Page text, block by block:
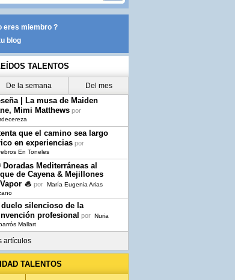
eres miembro ?
blog
TALENTOS
De la semana Del mes
| La musa de Maiden
Mimi Matthews por
que el camino sea largo
en experiencias por
En Toneles
Mediterráneas al
de Cayena & Mejillones
🦪 por María Eugenia Arias
duelo silencioso de la
profesional por Nuria
Mallart
artículos
TALENTOS